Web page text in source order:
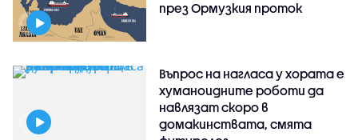
през Ормузкия проток
Въпрос на нагласа у хората е
хуманоидните роботи да
навлязат скоро в
домакинствата, смята